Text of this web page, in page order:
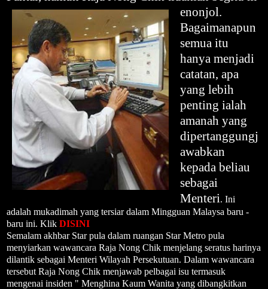
enonjol.
Bagaimanapun
semua itu
hanya menjadi
catatan, apa
yang lebih
penting ialah
amanah yang
dipertanggungj
awabkan
kepada beliau
sebagai
Menteri. Ini
adalah mukadimah yang tersiar dalam Mingguan Malaysa baru -
baru ini. Klik DISINI
Semalam akhbar Star pula dalam ruangan Star Metro pula
menyiarkan wawancara Raja Nong Chik menjelang seratus harinya
dilantik sebagai Menteri Wilayah Persekutuan. Dalam wawancara
tersebut Raja Nong Chik menjawab pelbagai isu termasuk
mengenai insiden " Menghina Kaum Wanita yang dibangkitkan